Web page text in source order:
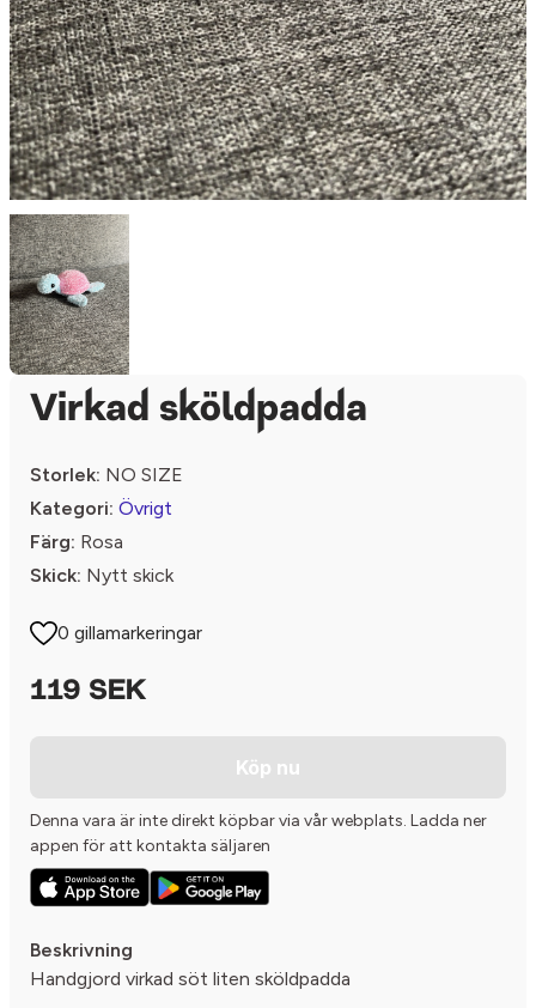
Virkad sköldpadda
Storlek: NO SIZE
Kategori: Övrigt
Färg: Rosa
Skick: Nytt skick
0 gillamarkeringar
119 SEK
Köp nu
Denna vara är inte direkt köpbar via vår webplats. Ladda ner
appen för att kontakta säljaren
Beskrivning
Handgjord virkad söt liten sköldpadda